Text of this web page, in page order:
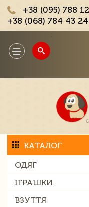
+38 (095) 788
+38 (068) 784 43
Toggle
navigation
КАТАЛОГ
ОДЯГ
ІГРАШКИ
ВЗУТТЯ